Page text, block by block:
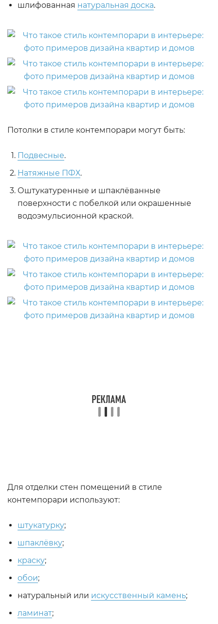
шлифованная натуральная доска.
Потолки в стиле контемпорари могут быть:
Подвесные.
Натяжные ПФХ.
Оштукатуренные и шпаклёванные
поверхности с побелкой или окрашенные
водоэмульсионной краской.
Для отделки стен помещений в стиле
контемпорари используют:
штукатурку;
шпаклёвку;
краску;
обои;
натуральный или искусственный камень;
ламинат;